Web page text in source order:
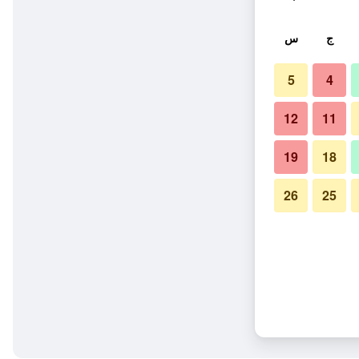
ج س
4
5
11
12
18
19
25
26